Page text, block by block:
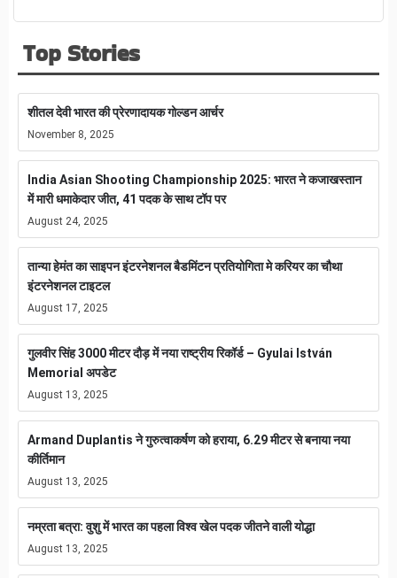
Top Stories
शीतल देवी भारत की प्रेरणादायक गोल्डन आर्चर
November 8, 2025
India Asian Shooting Championship 2025: भारत ने कजाखस्तान
में मारी धमाकेदार जीत, 41 पदक के साथ टॉप पर
August 24, 2025
तान्या हेमंत का साइपन इंटरनेशनल बैडमिंटन प्रतियोगिता मे करियर का चौथा
इंटरनेशनल टाइटल
August 17, 2025
गुलवीर सिंह 3000 मीटर दौड़ में नया राष्ट्रीय रिकॉर्ड – Gyulai István
Memorial अपडेट
August 13, 2025
Armand Duplantis ने गुरुत्वाकर्षण को हराया, 6.29 मीटर से बनाया नया
कीर्तिमान
August 13, 2025
नम्रता बत्रा: वुशु में भारत का पहला विश्व खेल पदक जीतने वाली योद्धा
August 13, 2025